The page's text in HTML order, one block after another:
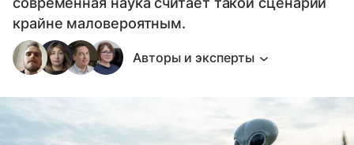
крайне маловероятным.
Авторы и эксперты